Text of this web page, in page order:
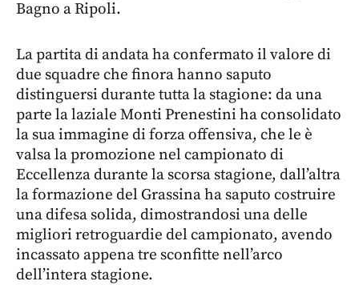
Bagno a Ripoli.
La partita di andata ha confermato il valore di
due squadre che finora hanno saputo
distinguersi durante tutta la stagione: da una
parte la laziale Monti Prenestini ha consolidato
la sua immagine di forza offensiva, che le è
valsa la promozione nel campionato di
Eccellenza durante la scorsa stagione, dall’altra
la formazione del Grassina ha saputo costruire
una difesa solida, dimostrandosi una delle
migliori retroguardie del campionato, avendo
incassato appena tre sconfitte nell’arco
dell’intera stagione.